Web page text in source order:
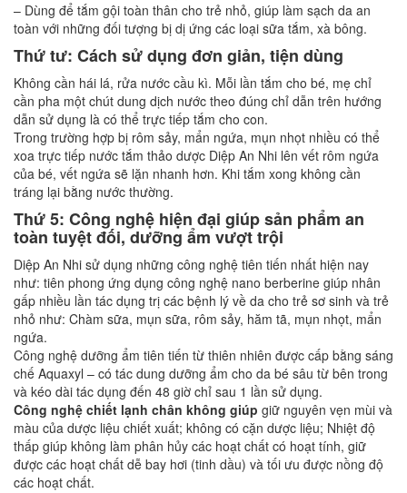
– Dùng để tắm gội toàn thân cho trẻ nhỏ, giúp làm sạch da an
toàn với những đối tượng bị dị ứng các loại sữa tắm, xà bông.
Thứ tư: Cách sử dụng đơn giản, tiện dùng
Không cần hái lá, rửa nước cầu kì. Mỗi lần tắm cho bé, mẹ chỉ
cần pha một chút dung dịch nước theo đúng chỉ dẫn trên hướng
dẫn sử dụng là có thể trực tiếp tắm cho con.
Trong trường hợp bị rôm sảy, mẩn ngứa, mụn nhọt nhiều có thể
xoa trực tiếp nước tắm thảo dược Diệp An Nhi lên vết rôm ngứa
của bé, vết ngứa sẽ lặn nhanh hơn. Khi tắm xong không cần
tráng lại bằng nước thường.
Thứ 5: Công nghệ hiện đại giúp sản phẩm an
toàn tuyệt đối, dưỡng ẩm vượt trội
Diệp An Nhi sử dụng những công nghệ tiên tiến nhất hiện nay
như: tiên phong ứng dụng công nghệ nano berberine giúp nhân
gấp nhiều lần tác dụng trị các bệnh lý về da cho trẻ sơ sinh và trẻ
nhỏ như: Chàm sữa, mụn sữa, rôm sảy, hăm tã, mụn nhọt, mẩn
ngứa.
Công nghệ dưỡng ẩm tiên tiến từ thiên nhiên được cấp bằng sáng
chế Aquaxyl – có tác dung dưỡng ẩm cho da bé sâu từ bên trong
và kéo dài tác dụng đến 48 giờ chỉ sau 1 lần sử dụng.
Công nghệ chiết lạnh chân không giúp giữ nguyên vẹn mùi và
màu của dược liệu chiết xuất; không có cặn dược liệu; Nhiệt độ
thấp giúp không làm phân hủy các hoạt chất có hoạt tính, giữ
được các hoạt chất dễ bay hơi (tinh dầu) và tối ưu được nồng độ
các hoạt chất.